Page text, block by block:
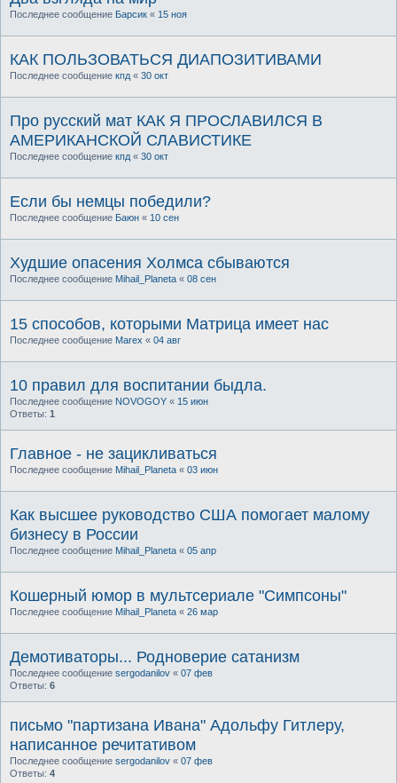
Последнее сообщение Барсик « 15 ноя
КАК ПОЛЬЗОВАТЬСЯ ДИАПОЗИТИВАМИ
Последнее сообщение кпд « 30 окт
Про русский мат КАК Я ПРОСЛАВИЛСЯ В
АМЕРИКАНСКОЙ СЛАВИСТИКЕ
Последнее сообщение кпд « 30 окт
Если бы немцы победили?
Последнее сообщение Баюн « 10 сен
Худшие опасения Холмса сбываются
Последнее сообщение Mihail_Planeta « 08 сен
15 способов, которыми Матрица имеет нас
Последнее сообщение Marex « 04 авг
10 правил для воспитании быдла.
Последнее сообщение NOVOGOY « 15 июн
Ответы: 1
Главное - не зацикливаться
Последнее сообщение Mihail_Planeta « 03 июн
Как высшее руководство США помогает малому
бизнесу в России
Последнее сообщение Mihail_Planeta « 05 апр
Кошерный юмор в мультсериале "Симпсоны"
Последнее сообщение Mihail_Planeta « 26 мар
Демотиваторы... Родноверие сатанизм
Последнее сообщение sergodanilov « 07 фев
Ответы: 6
письмо "партизана Ивана" Адольфу Гитлеру,
написанное речитативом
Последнее сообщение sergodanilov « 07 фев
Ответы: 4